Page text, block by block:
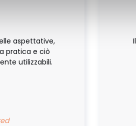
aspettative,
pratica e ciò
utilizzabili.